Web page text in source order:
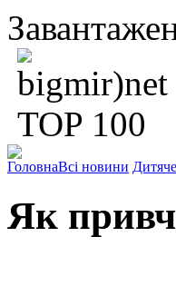
ГоловнаВсі новини
Як